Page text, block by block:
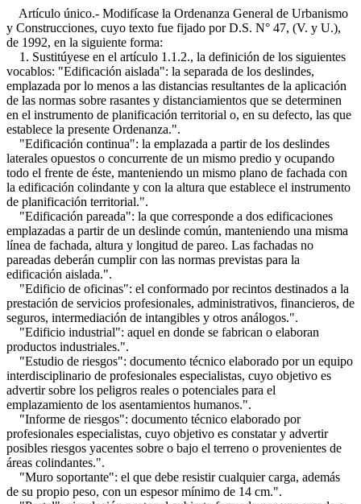
Artículo único.- Modifícase la Ordenanza General de Urbanismo
y Construcciones, cuyo texto fue fijado por D.S. N° 47, (V. y U.),
de 1992, en la siguiente forma:
1. Sustitúyese en el artículo 1.1.2., la definición de los siguientes
vocablos: "Edificación aislada": la separada de los deslindes,
emplazada por lo menos a las distancias resultantes de la aplicación
de las normas sobre rasantes y distanciamientos que se determinen
en el instrumento de planificación territorial o, en su defecto, las que
establece la presente Ordenanza.".
"Edificación continua": la emplazada a partir de los deslindes
laterales opuestos o concurrente de un mismo predio y ocupando
todo el frente de éste, manteniendo un mismo plano de fachada con
la edificación colindante y con la altura que establece el instrumento
de planificación territorial.".
"Edificación pareada": la que corresponde a dos edificaciones
emplazadas a partir de un deslinde común, manteniendo una misma
línea de fachada, altura y longitud de pareo. Las fachadas no
pareadas deberán cumplir con las normas previstas para la
edificación aislada.".
"Edificio de oficinas": el conformado por recintos destinados a la
prestación de servicios profesionales, administrativos, financieros, de
seguros, intermediación de intangibles y otros análogos.".
"Edificio industrial": aquel en donde se fabrican o elaboran
productos industriales.".
"Estudio de riesgos": documento técnico elaborado por un equipo
interdisciplinario de profesionales especialistas, cuyo objetivo es
advertir sobre los peligros reales o potenciales para el
emplazamiento de los asentamientos humanos.".
"Informe de riesgos": documento técnico elaborado por
profesionales especialistas, cuyo objetivo es constatar y advertir
posibles riesgos yacentes sobre o bajo el terreno o provenientes de
áreas colindantes.".
"Muro soportante": el que debe resistir cualquier carga, además
de su propio peso, con un espesor mínimo de 14 cm.".